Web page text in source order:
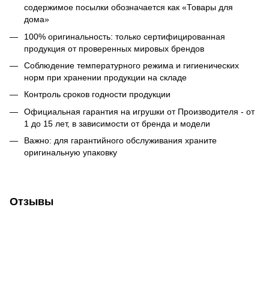
содержимое посылки обозначается как «Товары для
дома»
100% оригинальность: только сертифицированная
продукция от проверенных мировых брендов
Соблюдение температурного режима и гигиенических
норм при хранении продукции на складе
Контроль сроков годности продукции
Официальная гарантия на игрушки от Производителя - от
1 до 15 лет, в зависимости от бренда и модели
Важно: для гарантийного обслуживания храните
оригинальную упаковку
Отзывы